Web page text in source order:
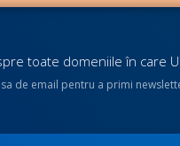
toate domeniile în care
de email pentru a primi